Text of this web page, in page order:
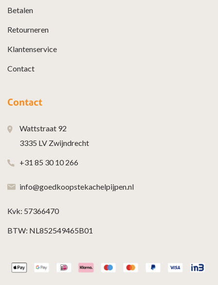
Betalen
Retourneren
Klantenservice
Contact
Contact
Wattstraat 92
3335 LV Zwijndrecht
+31 85 30 10 266
info@goedkoopstekachelpijpen.nl
Kvk: 57366470
BTW: NL852549465B01